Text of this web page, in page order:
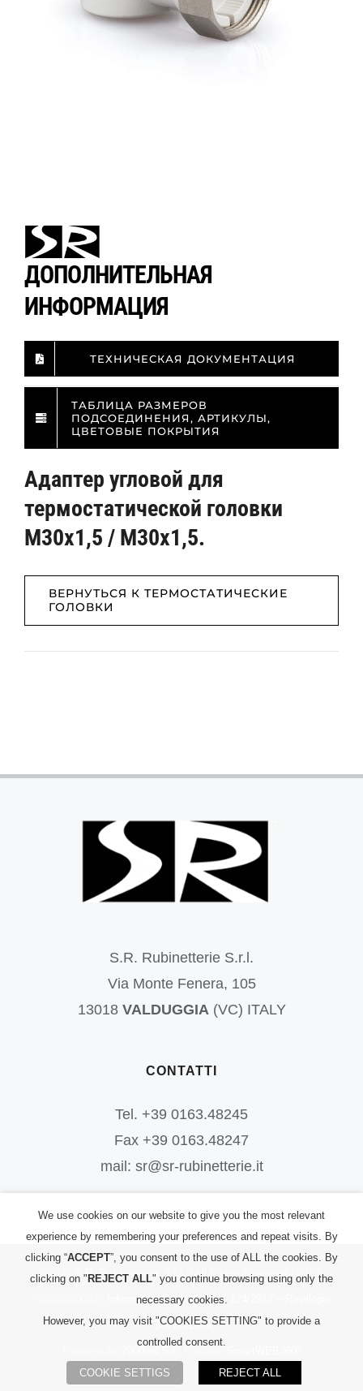
ДОПОЛНИТЕЛЬНАЯ
ИНФОРМАЦИЯ
ТЕХНИЧЕСКАЯ ДОКУМЕНТАЦИЯ
ТАБЛИЦА РАЗМЕРОВ
ПОДСОЕДИНЕНИЯ, АРТИКУЛЫ,
ЦВЕТОВЫЕ ПОКРЫТИЯ
Адаптер угловой для
термостатической головки
M30x1,5 / M30x1,5.
ВЕРНУТЬСЯ К ТЕРМОСТАТИЧЕСКИЕ
ГОЛОВКИ
S.R. Rubinetterie S.r.l.
Via Monte Fenera, 105
13018 VALDUGGIA(VC) ITALY
CONTATTI
Tel. +39 0163.48245
Fax +39 0163.48247
mail: sr@sr-rubinetterie.it
© 2026 S.R. Rubinetterie S.r.l. | All Rights Reserved | P.IVA:
Informativa PRIVACY|L. 124/2017 – Riepilogo
Sovvenzioni
We use cookies on our website to give you the most relevant
experience by remembering your preferences and repeat visits. By
clicking “ACCEPT”, you consent to the use of ALL the cookies. By
clicking on " REJECT ALL" you continue browsing using only the
necessary cookies.
However, you may visit "COOKIES SETTING" to provide a
controlled consent.
COOKIE SETTIGS REJECT ALL